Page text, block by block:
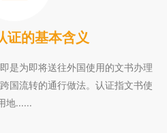
证的基本含义
是为即将送往外国使用的文书办理
国流转的通行做法。认证指文书使
地......